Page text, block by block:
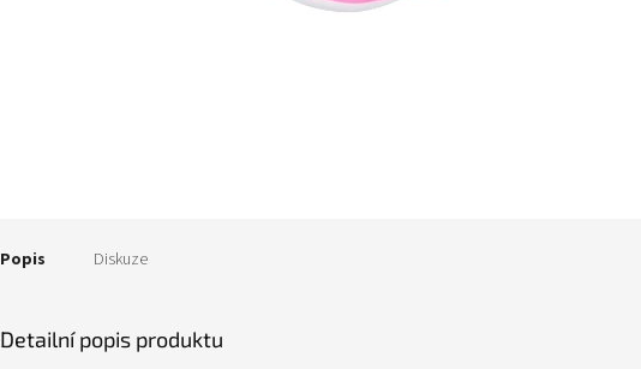
Popis Diskuze
Detailní popis produktu